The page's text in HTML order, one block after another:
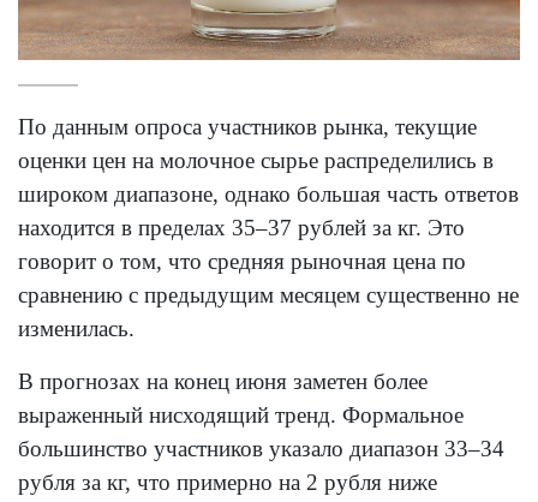
По данным опроса участников рынка, текущие
оценки цен на молочное сырье распределились в
широком диапазоне, однако большая часть ответов
находится в пределах 35–37 рублей за кг. Это
говорит о том, что средняя рыночная цена по
сравнению с предыдущим месяцем существенно не
изменилась.
В прогнозах на конец июня заметен более
выраженный нисходящий тренд. Формальное
большинство участников указало диапазон 33–34
рубля за кг, что примерно на 2 рубля ниже